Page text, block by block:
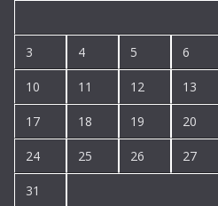
3 4 5 6
10 11 12 13
17 18 19 20
24 25 26 27
31